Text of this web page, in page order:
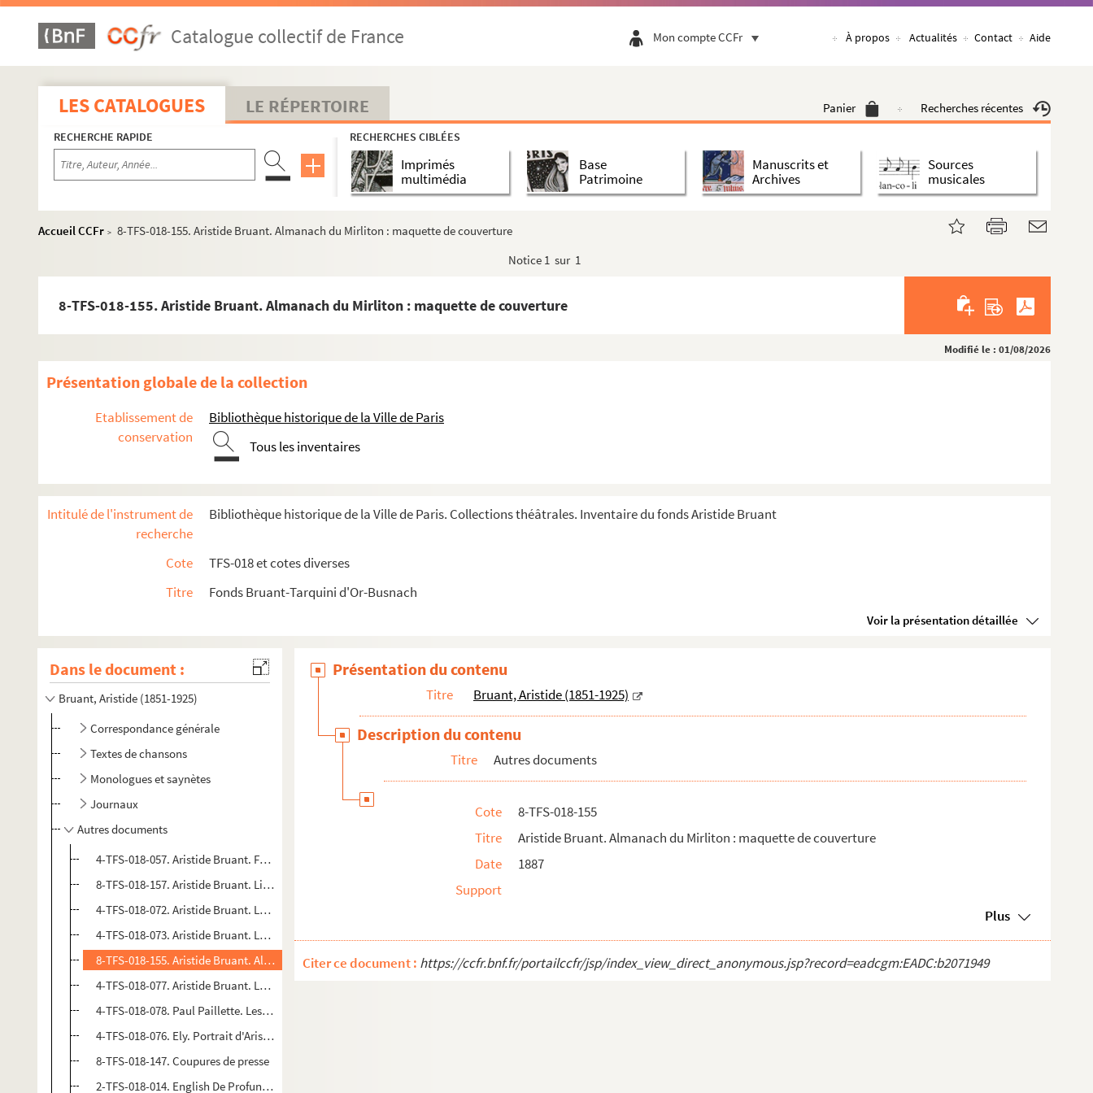
Catalogue collectif de France Mon compte CCFr À propos Actualités Contact Aide
LES CATALOGUES LE RÉPERTOIRE Panier Recherches récentes
RECHERCHE RAPIDE RECHERCHES CIBLÉES
Imprimés
multimédia
Base
Patrimoine
Manuscrits et
Archives
Sources
musicales
Accueil CCFr > 8-TFS-018-155. Aristide Bruant. Almanach du Mirliton : maquette de couverture
Notice 1 sur 1
8-TFS-018-155. Aristide Bruant. Almanach du Mirliton : maquette de couverture
Modifié le : 01/08/2026
Présentation globale de la collection
Etablissement de
conservation
Bibliothèque historique de la Ville de Paris
Tous les inventaires
Intitulé de l'instrument de
recherche
Bibliothèque historique de la Ville de Paris. Collections théâtrales. Inventaire du fonds Aristide Bruant
Cote
TFS-018 et cotes diverses
Titre
Fonds Bruant-Tarquini d'Or-Busnach
Voir la présentation détaillée
Dans le document :
Bruant, Aristide (1851-1925)
Correspondance générale
Textes de chansons
Monologues et saynètes
Journaux
Autres documents
4-TFS-018-057. Aristide Bruant. Feuillets annotés
8-TFS-018-157. Aristide Bruant. Liste de chansons
4-TFS-018-072. Aristide Bruant. Le nougat de ma tante Marguerite
4-TFS-018-073. Aristide Bruant. La mère de Gaston
8-TFS-018-155. Aristide Bruant. Almanach du Mirliton : maquette de couverture
4-TFS-018-077. Aristide Bruant. La complainte du Bruyant
4-TFS-018-078. Paul Paillette. Les bas
4-TFS-018-076. Ely. Portrait d'Aristide Bruant
8-TFS-018-147. Coupures de presse
2-TFS-018-014. English De Profundis. Maquette de partition
Présentation du contenu
Titre Bruant, Aristide (1851-1925)
Description du contenu
Titre Autres documents
Cote
8-TFS-018-155
Titre
Aristide Bruant. Almanach du Mirliton : maquette de couverture
Date
1887
Support
Plus
Citer ce document : https://ccfr.bnf.fr/portailccfr/jsp/index_view_direct_anonymous.jsp?record=eadcgm:EADC:b2071949